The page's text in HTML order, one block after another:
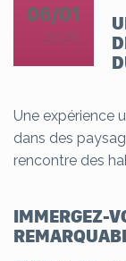
06/01
2026
Une expérience
dans des
rencontre des
IMMERGEZ-